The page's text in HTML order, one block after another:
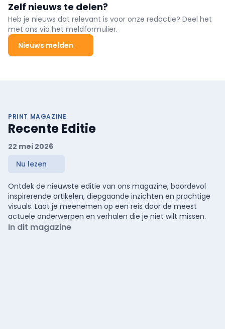
Zelf nieuws te delen?
Heb je nieuws dat relevant is voor onze redactie? Deel het
met ons via het meldformulier.
Nieuws melden
PRINT MAGAZINE
Recente Editie
22 mei 2026
Nu lezen
Ontdek de nieuwste editie van ons magazine, boordevol
inspirerende artikelen, diepgaande inzichten en prachtige
visuals. Laat je meenemen op een reis door de meest
actuele onderwerpen en verhalen die je niet wilt missen.
In dit magazine